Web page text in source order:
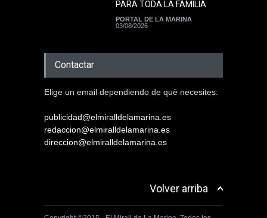
PARA TODA LA FAMILIA
PORTAL DE LA MARINA
03/08/2026
Contactar
Elige un email dependiendo de què necesites:
publicidad@elmiralldelamarina.es
redaccion@elmiralldelamarina.es
direccion@elmiralldelamarina.es
Volver arriba